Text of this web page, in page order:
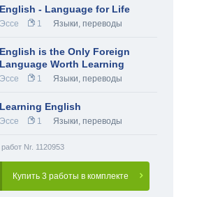
English - Language for Life
Эссе 1 Языки, переводы
English is the Only Foreign
Language Worth Learning
Эссе 1 Языки, переводы
Learning English
Эссе 1 Языки, переводы
Nr. 1120953
Купить 3 работы в комплекте